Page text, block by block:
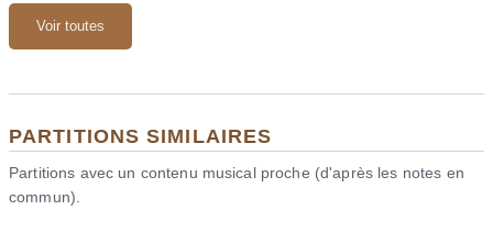
Voir toutes
PARTITIONS SIMILAIRES
Partitions avec un contenu musical proche (d'après les notes en
commun).